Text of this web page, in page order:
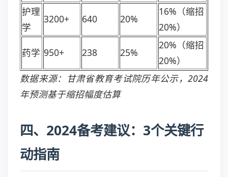
护理
学
3200+ 640 20%
16%（缩招
20%）
药学 950+ 238 25%
20%（缩招
20%）
数据来源：甘肃省教育考试院历年公示，2024
年预测基于缩招幅度估算
四、2024备考建议：3个关键行
动指南